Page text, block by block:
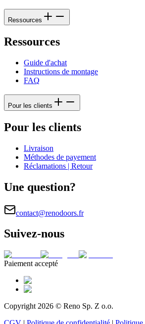
Ressources
Ressources
Guide d'achat
Instructions de montage
FAQ
Pour les clients
Pour les clients
Livraison
Méthodes de payement
Réclamations | Retour
Une question?
contact@renodoors.fr
Suivez-nous
Paiement accepté
Copyright 2026 © Reno Sp. Z o.o.